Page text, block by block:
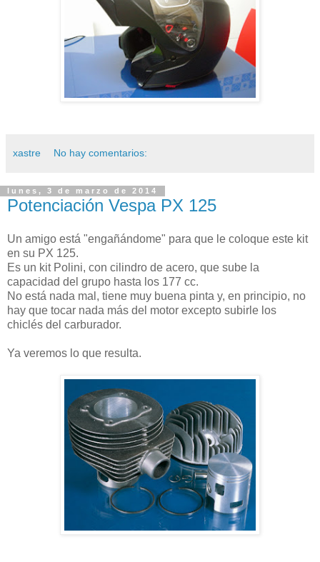
xastre No hay comentarios:
lunes, 3 de marzo de 2014
Potenciación Vespa PX 125
Un amigo está "engañándome" para que le coloque este kit
en su PX 125.
Es un kit Polini, con cilindro de acero, que sube la
capacidad del grupo hasta los 177 cc.
No está nada mal, tiene muy buena pinta y, en principio, no
hay que tocar nada más del motor excepto subirle los
chiclés del carburador.
Ya veremos lo que resulta.